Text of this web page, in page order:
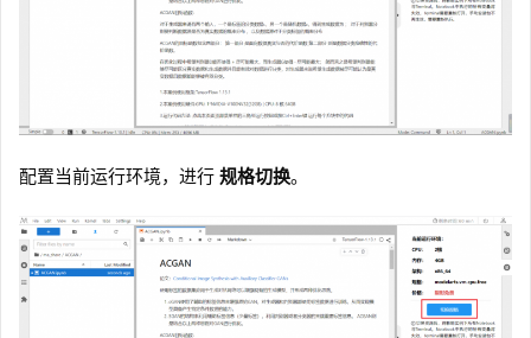
配置当前运行环境，进行规格切换。